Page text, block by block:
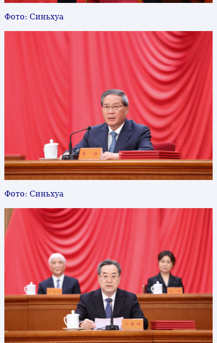
Фото: Синьхуа
Фото: Синьхуа